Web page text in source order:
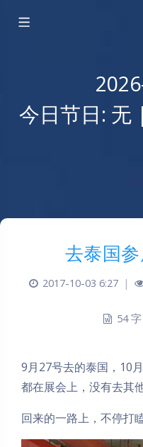
今日节日: 无
去泰国
2017-10-03 6:27 |
54 字
9月27号去的泰国，10
都在展会上，没有去其
回来的一路上，不停打瞌